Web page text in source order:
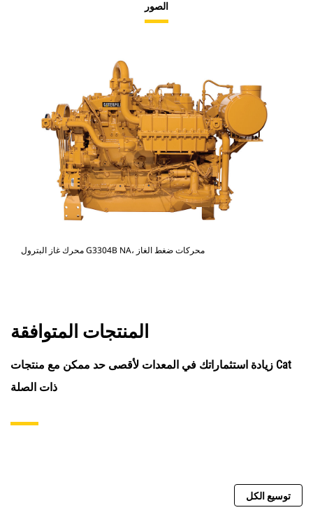
الصور
محرك غاز البترول G3304B NA، محركات ضغط الغاز
المنتجات المتوافقة
زيادة استثماراتك في المعدات لأقصى حد ممكن مع منتجات Cat
ذات الصلة
توسيع الكل